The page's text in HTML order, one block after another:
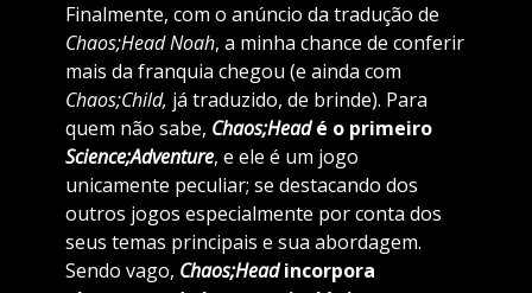
Finalmente, com o anúncio da tradução de
Chaos;Head Noah, a minha chance de conferir
mais da franquia chegou (e ainda com
Chaos;Child, já traduzido, de brinde). Para
quem não sabe, Chaos;Headé o primeiro
Science;Adventure, e ele é um jogo
unicamente peculiar; se destacando dos
outros jogos especialmente por conta dos
seus temas principais e sua abordagem.
Sendo vago, Chaos;Headincorpora